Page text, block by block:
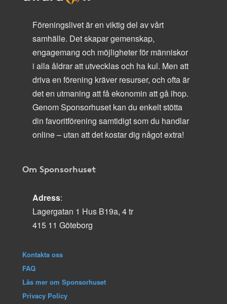
Föreningslivet är en viktig del av vårt
samhälle. Det skapar gemenskap,
engagemang och möjligheter för människor
i alla åldrar att utvecklas och ha kul. Men att
driva en förening kräver resurser, och ofta är
det en utmaning att få ekonomin att gå ihop.
Genom Sponsorhuset kan du enkelt stötta
din favoritförening samtidigt som du handlar
online – utan att det kostar dig något extra!
Om Sponsorhuset
Adress:
Lagergatan 1 Hus B19a, 4 tr
415 11 Göteborg
Kontakta oss
FAQ
Läs mer om Sponsorhuset
Privacy Policy